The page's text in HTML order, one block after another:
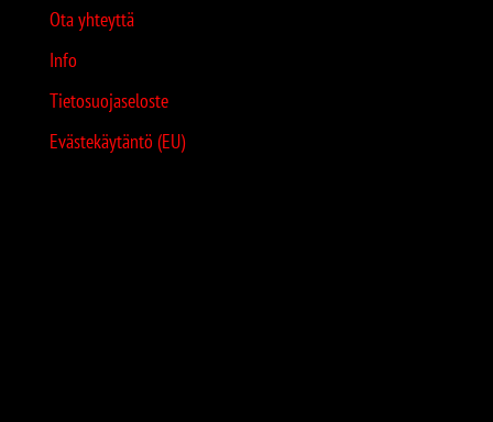
Ota yhteyttä
Info
Tietosuojaseloste
Evästekäytäntö (EU)